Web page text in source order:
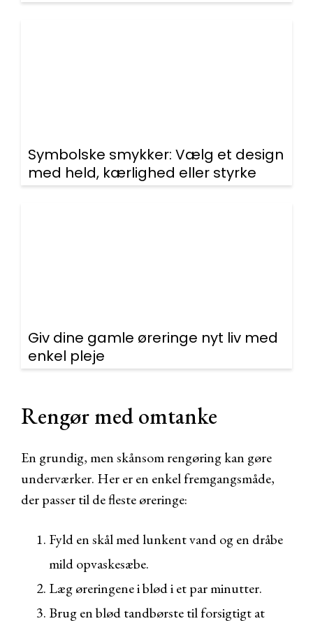
Symbolske smykker: Vælg et design
med held, kærlighed eller styrke
Giv dine gamle øreringe nyt liv med
enkel pleje
Rengør med omtanke
En grundig, men skånsom rengøring kan gøre
underværker. Her er en enkel fremgangsmåde,
der passer til de fleste øreringe:
Fyld en skål med lunkent vand og en dråbe
mild opvaskesæbe.
Læg øreringene i blød i et par minutter.
Brug en blød tandbørste til forsigtigt at